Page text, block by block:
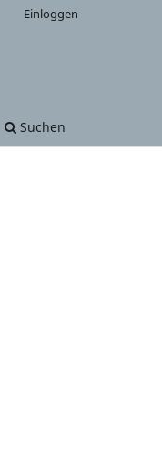
Suchen
Einloggen